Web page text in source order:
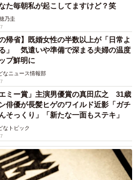
た毎朝私が起こしてますけど？笑
乃圭
の帰省】既婚女性の半数以上が「日常よ
」 気遣いや準備で深まる夫婦の温度
プ鮮明に
なニュース情報部
ミー賞」主演男優賞の真田広之 31歳
俳優が長髪ヒゲのワイルド近影「ガチ
そっくり」「新たな一面もステキ」
なトピック